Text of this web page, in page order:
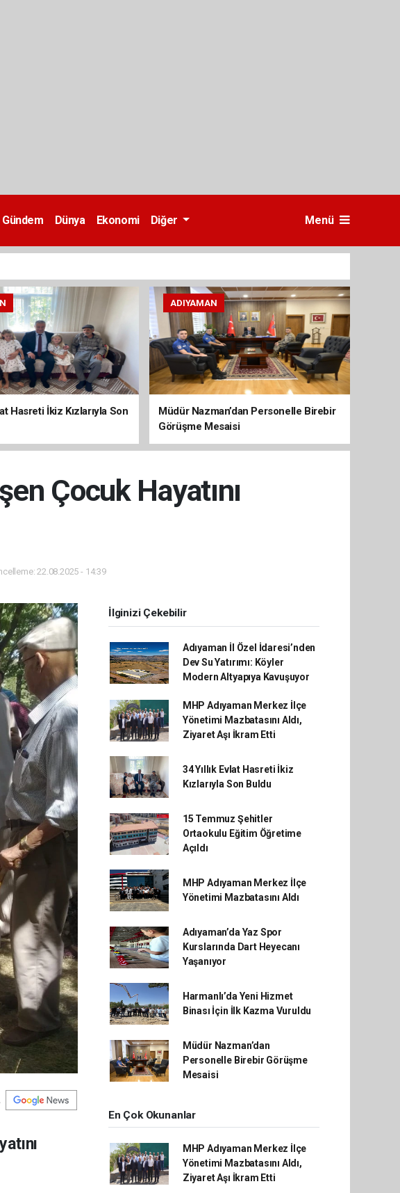
Gündem Dünya Ekonomi Diğer Menü
Hasreti İkiz Kızlarıyla Son
ADIYAMAN
Müdür Nazman’dan Personelle Birebir
Görüşme Mesaisi
Çocuk Hayatını
22.08.2025 - 14:39
İlginizi Çekebilir
Adıyaman İl Özel İdaresi’nden
Dev Su Yatırımı: Köyler
Modern Altyapıya Kavuşuyor
MHP Adıyaman Merkez İlçe
Yönetimi Mazbatasını Aldı,
Ziyaret Aşı İkram Etti
34 Yıllık Evlat Hasreti İkiz
Kızlarıyla Son Buldu
15 Temmuz Şehitler
Ortaokulu Eğitim Öğretime
Açıldı
MHP Adıyaman Merkez İlçe
Yönetimi Mazbatasını Aldı
Adıyaman’da Yaz Spor
Kurslarında Dart Heyecanı
Yaşanıyor
Harmanlı’da Yeni Hizmet
Binası İçin İlk Kazma Vuruldu
Müdür Nazman’dan
Personelle Birebir Görüşme
Mesaisi
En Çok Okunanlar
MHP Adıyaman Merkez İlçe
Yönetimi Mazbatasını Aldı,
Ziyaret Aşı İkram Etti